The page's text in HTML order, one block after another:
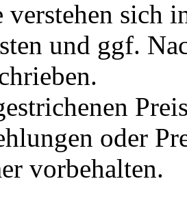
verstehen sich
und ggf.
oder
vorbehalten.